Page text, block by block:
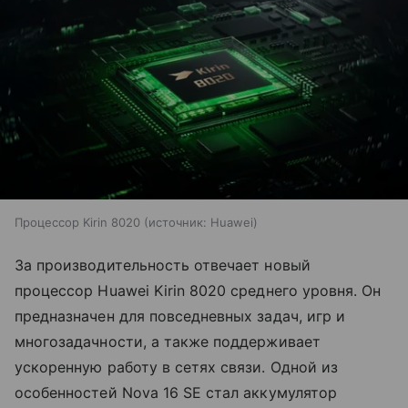
Процессор Kirin 8020 источник: Huawei
За производительность отвечает новый
процессор Huawei Kirin 8020 среднего уровня. Он
предназначен для повседневных задач, игр и
многозадачности, а также поддерживает
ускоренную работу в сетях связи. Одной из
особенностей Nova 16 SE стал аккумулятор